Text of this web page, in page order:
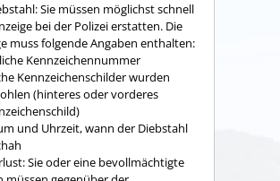
Sie müssen möglichst schnell
bei der Polizei erstatten. Die
muss folgende Angaben enthalten:
Kennzeichennummer
Kennzeichenschilder wurden
(hinteres oder vorderes
und Uhrzeit, wann der Diebstahl
Sie oder eine bevollmächtigte